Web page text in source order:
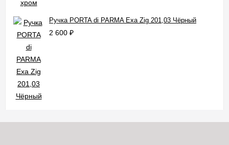
Ручка PORTA di PARMA Exa Zig 201,03 Чёрный
2 600 ₽